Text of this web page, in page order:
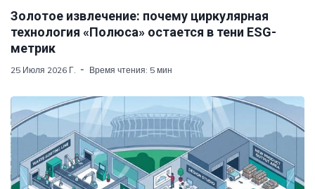
Золотое извлечение: почему циркулярная
технология «Полюса» остается в тени ESG-
метрик
25 Июля 2026 Г. Время чтения: 5 мин